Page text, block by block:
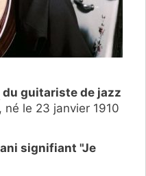
du guitariste de jazz
, né le 23 janvier 1910
signifiant "Je